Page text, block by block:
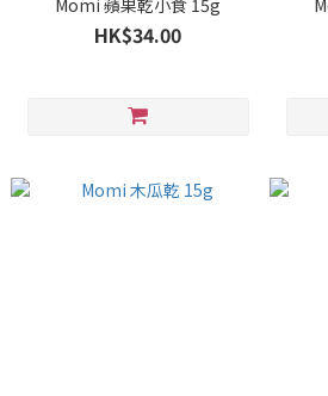
Momi 蘋果乾小食 15g
HK$34.00